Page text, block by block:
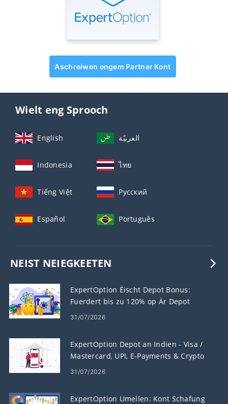
Aschreiwen engem Partner Kont
Wielt eng Sprooch
English العربيّة
Indonesia ไทย
Tiếng Việt Русский
Español Português
NEIST NEIEGKEETEN
ExpertOption Éischt Depot Bonus:
Fuerdert bis zu 120% op Är Depot
31/07/2026
ExpertOption Depot an Indien - Visa /
Mastercard, UPI, E-Payments & Crypto
31/07/2026
ExpertOption Umellen: Kont Schafung